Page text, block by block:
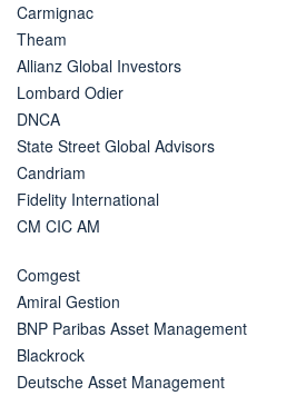
Carmignac
Theam
Allianz Global Investors
Lombard Odier
DNCA
State Street Global Advisors
Candriam
Fidelity International
CM CIC AM
Comgest
Amiral Gestion
BNP Paribas Asset Management
Blackrock
Deutsche Asset Management